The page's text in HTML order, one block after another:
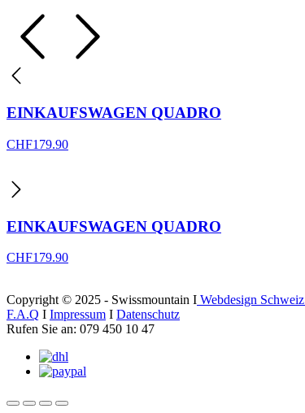
EINKAUFSWAGEN QUADRO
CHF179.90
EINKAUFSWAGEN QUADRO
CHF179.90
Copyright © 2025 - Swissmountain I Webdesign Schweiz
F.A.Q I Impressum I Datenschutz
Rufen Sie an: 079 450 10 47